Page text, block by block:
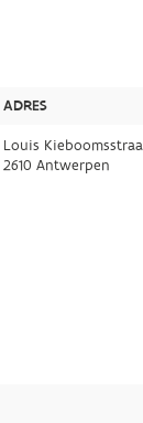
ADRES
Louis
2610 Antwerpen